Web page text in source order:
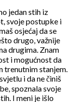
jedan stih iz
svoje postupke i
osjećaj da se
drugo, važnije
drugima. Znam
i mogućnost da
trenutnim stanjem.
i da ne činiš
spoznala svoje
I meni je išlo